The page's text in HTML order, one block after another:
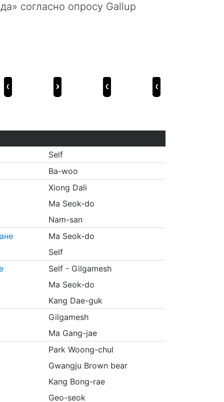
согласно опросу Gallup
Self
Ba-woo
Xiong Dali
Ma Seok-do
Nam-san
Ma Seok-do
Self
Self - Gilgamesh
Ma Seok-do
Kang Dae-guk
Gilgamesh
Ma Gang-jae
Park Woong-chul
Gwangju Brown bear
Kang Bong-rae
Geo-seok